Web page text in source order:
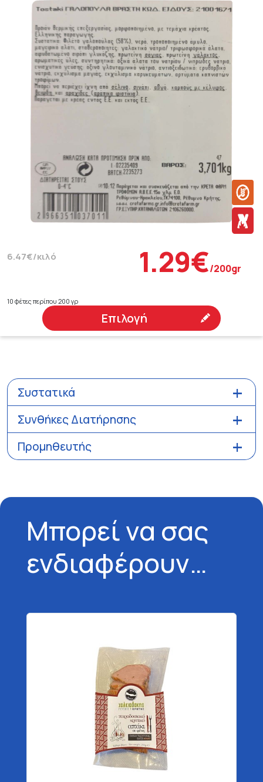
6.47€/κιλό 1.29€/200gr
10 φέτες περίπου 200 γρ
Επιλογή
Συστατικά
Συνθήκες Διατήρησης
Προμηθευτής
Μπορεί να σας
ενδιαφέρουν…